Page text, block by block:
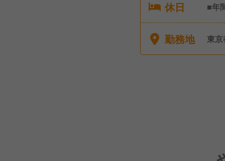
休日
■年
弔
勤務地 東